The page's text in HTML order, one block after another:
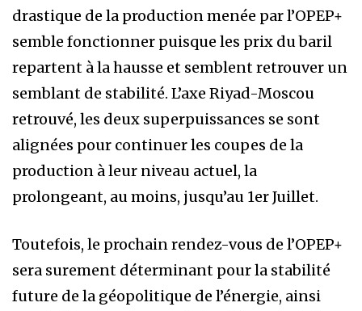
drastique de la production menée par l’OPEP+
semble fonctionner puisque les prix du baril
repartent à la hausse et semblent retrouver un
semblant de stabilité. L’axe Riyad-Moscou
retrouvé, les deux superpuissances se sont
alignées pour continuer les coupes de la
production à leur niveau actuel, la
prolongeant, au moins, jusqu’au 1er Juillet.
Toutefois, le prochain rendez-vous de l’OPEP+
sera surement déterminant pour la stabilité
future de la géopolitique de l’énergie, ainsi